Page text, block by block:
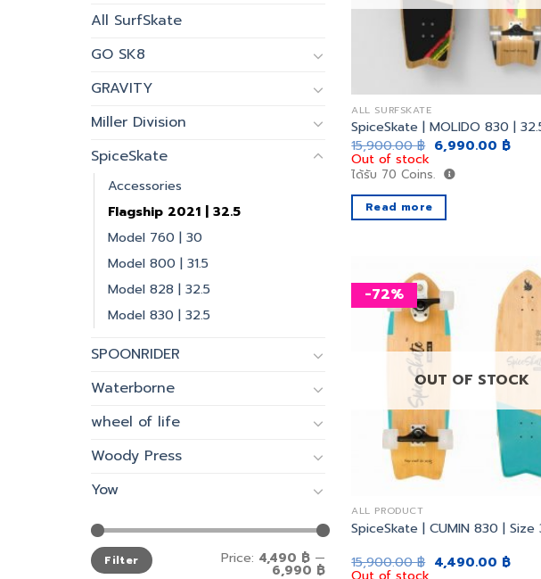
All SurfSkate
GO SK8
GRAVITY
Miller Division
SpiceSkate
Accessories
Flagship 2021 | 32.5
Model 760 | 30
Model 800 | 31.5
Model 828 | 32.5
Model 830 | 32.5
SPOONRIDER
Waterborne
wheel of life
Woody Press
Yow
Min
price
Max
priceFilter Price: 4,490 ฿—
6,990 ฿
ALL SURFSKATE
SpiceSkate | MOLIDO 830 |
15,900.00฿ Original
price
was:
15,900.00 ฿.
6,990.00 ฿
price
Out of stock
ได้รับ 70 Coins.
Read more
-72%
OUT OF STOCK
ALL PRODUCT
SpiceSkate | CUMIN 830 | Size
15,900.00฿ Original
price
4,490.00 ฿
price